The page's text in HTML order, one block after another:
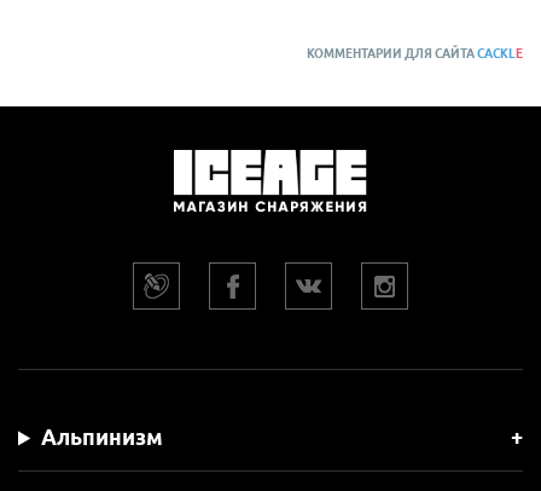
КОММЕНТАРИИ ДЛЯ САЙТАCACKL E
Альпинизм